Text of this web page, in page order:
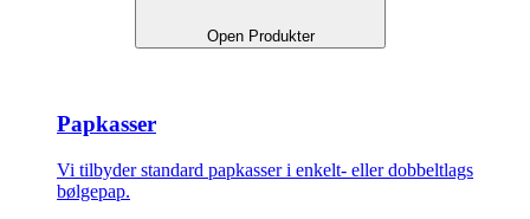
Open Produkter
Papkasser
Vi tilbyder standard papkasser i enkelt- eller dobbeltlags
bølgepap.